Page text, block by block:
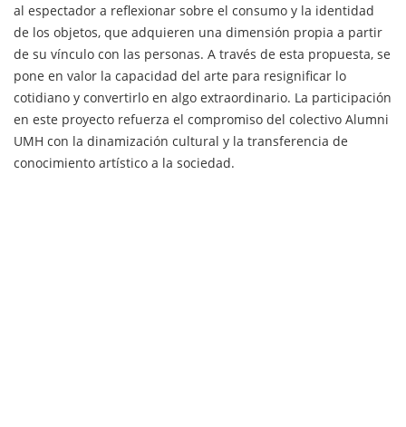
al espectador a reflexionar sobre el consumo y la identidad
de los objetos, que adquieren una dimensión propia a partir
de su vínculo con las personas. A través de esta propuesta, se
pone en valor la capacidad del arte para resignificar lo
cotidiano y convertirlo en algo extraordinario. La participación
en este proyecto refuerza el compromiso del colectivo Alumni
UMH con la dinamización cultural y la transferencia de
conocimiento artístico a la sociedad.